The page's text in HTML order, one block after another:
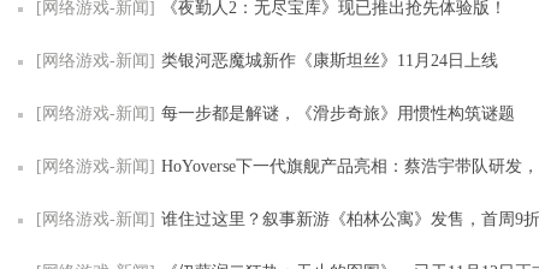
[网络游戏-新闻] 《夜勤人2：无尽宝库》现已推出抢先体验版！
[网络游戏-新闻] 类银河恶魔城新作《康斯坦丝》11月24日上线
[网络游戏-新闻] 每一步都是解谜，《滑步奇旅》用惯性构筑谜题
[网络游戏-新闻] HoYoverse下一代旗舰产品亮相：蔡浩宇带队研发，沉浸式叙
[网络游戏-新闻] 谁住过这里？叙事新游《柏林公寓》发售，首周9折